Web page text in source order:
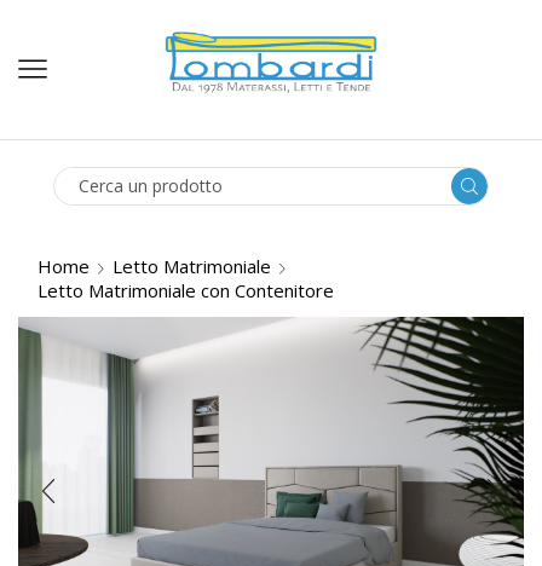
Home
Letto Matrimoniale
Letto Matrimoniale con Contenitore